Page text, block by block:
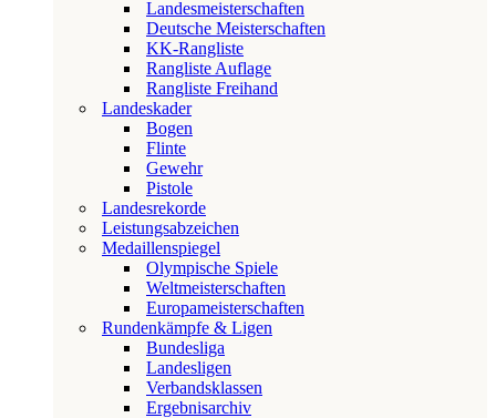
Landesmeisterschaften
Deutsche Meisterschaften
KK-Rangliste
Rangliste Auflage
Rangliste Freihand
Landeskader
Bogen
Flinte
Gewehr
Pistole
Landesrekorde
Leistungsabzeichen
Medaillenspiegel
Olympische Spiele
Weltmeisterschaften
Europameisterschaften
Rundenkämpfe & Ligen
Bundesliga
Landesligen
Verbandsklassen
Ergebnisarchiv